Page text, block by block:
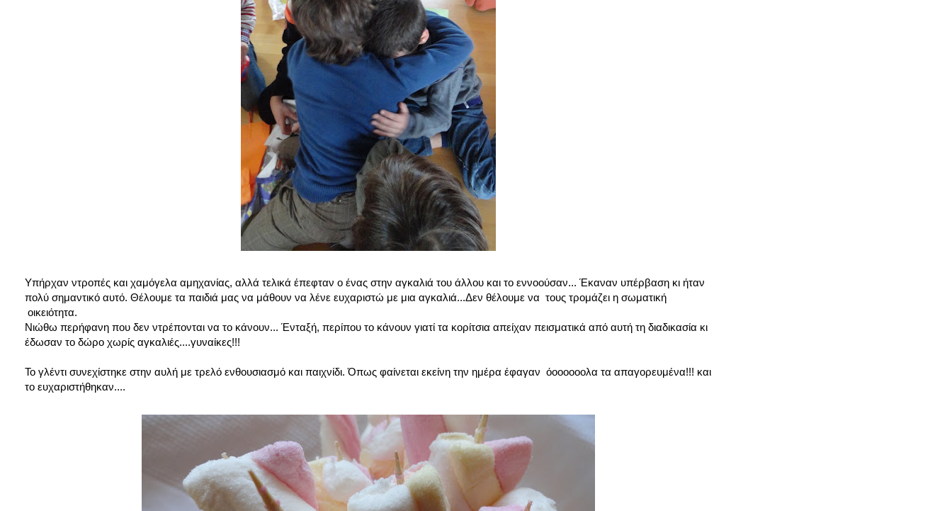
Υπήρχαν ντροπές και χαμόγελα αμηχανίας, αλλά τελικά έπεφταν ο ένας στην αγκαλιά του άλλου και το εννοούσαν... Έκαναν υπέρβαση κι ήταν
πολύ σημαντικό αυτό. Θέλουμε τα παιδιά μας να μάθουν να λένε ευχαριστώ με μια αγκαλιά...Δεν θέλουμε να τους τρομάζει η σωματική
οικειότητα.
Νιώθω περήφανη που δεν ντρέπονται να το κάνουν... Ένταξή, περίπου το κάνουν γιατί τα κορίτσια απείχαν πεισματικά από αυτή τη διαδικασία κι
έδωσαν το δώρο χωρίς αγκαλιές....γυναίκες!!!
Το γλέντι συνεχίστηκε στην αυλή με τρελό ενθουσιασμό και παιχνίδι. Όπως φαίνεται εκείνη την ημέρα έφαγαν όοοοοοολα τα απαγορευμένα!!! και
το ευχαριστήθηκαν....